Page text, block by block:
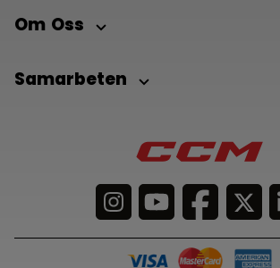
Om Oss
Samarbeten